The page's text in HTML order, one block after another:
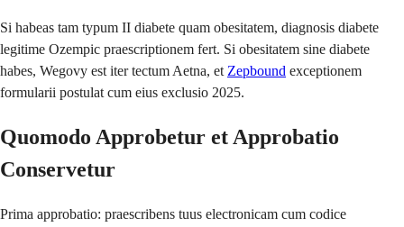
Si habeas tam typum II diabete quam obesitatem, diagnosis diabete
legitime Ozempic praescriptionem fert. Si obesitatem sine diabete
habes, Wegovy est iter tectum Aetna, et Zepbound exceptionem
formularii postulat cum eius exclusio 2025.
Quomodo Approbetur et Approbatio
Conservetur
Prima approbatio: praescribens tuus electronicam cum codice